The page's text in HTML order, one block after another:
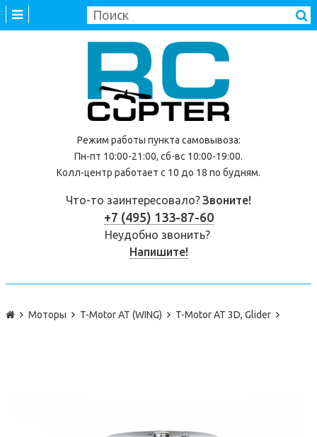
Режим работы пункта самовывоза:
Пн-пт 10:00-21:00, сб-вс 10:00-19:00.
Колл-центр работает с 10 до 18 по будням.
Что-то заинтересовало?Звоните!
+7 (495) 133-87-60
Неудобно звонить?
Напишите!
Моторы T-Motor AT (WING) T-Motor AT 3D, Glider